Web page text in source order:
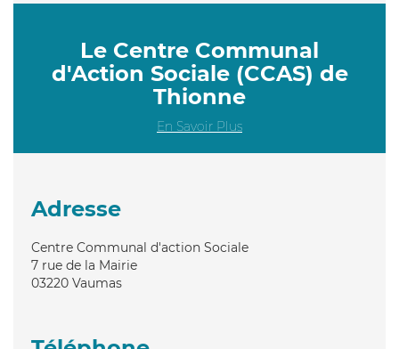
Le Centre Communal
d'Action Sociale (CCAS) de
Thionne
En Savoir Plus
Adresse
Centre Communal d'action Sociale
7 rue de la Mairie
03220 Vaumas